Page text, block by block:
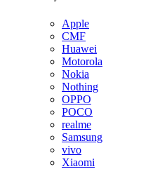
Apple
CMF
Huawei
Motorola
Nokia
Nothing
OPPO
POCO
realme
Samsung
vivo
Xiaomi